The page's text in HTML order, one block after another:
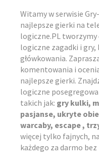
Witamy w serwisie
najlepsze gierki na
logiczne.PL tworzymy
logiczne zagadki i
główkowania.
komentowania i
najlepsze gierki.
logiczne
takich jak: gry kulki,
pasjanse, ukryte
warcaby, escape ,
więcej tylko fajnych,
każdego za darmo